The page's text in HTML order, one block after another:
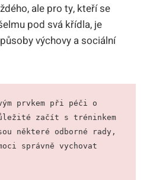
ale pro ty, kteří se
pod svá křídla, je
výchovy a sociální
prvkem při péči o
začít s tréninkem
některé odborné rady,
správně vychovat